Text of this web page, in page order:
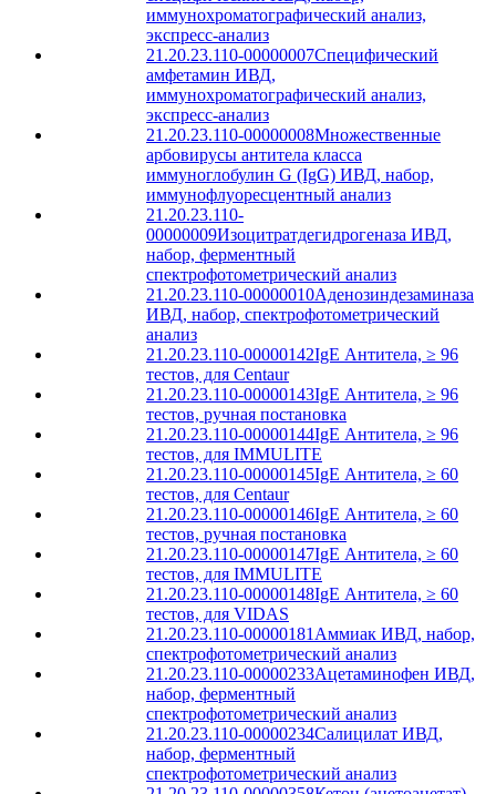
иммунохроматографический анализ,
экспресс-анализ
21.20.23.110-00000007Специфический
амфетамин ИВД,
иммунохроматографический анализ,
экспресс-анализ
21.20.23.110-00000008Множественные
арбовирусы антитела класса
иммуноглобулин G (IgG) ИВД, набор,
иммунофлуоресцентный анализ
21.20.23.110-
00000009Изоцитратдегидрогеназа ИВД,
набор, ферментный
спектрофотометрический анализ
21.20.23.110-00000010Аденозиндезаминаза
ИВД, набор, спектрофотометрический
анализ
21.20.23.110-00000142IgE Антитела, ≥ 96
тестов, для Centaur
21.20.23.110-00000143IgE Антитела, ≥ 96
тестов, ручная постановка
21.20.23.110-00000144IgE Антитела, ≥ 96
тестов, для IMMULITE
21.20.23.110-00000145IgE Антитела, ≥ 60
тестов, для Centaur
21.20.23.110-00000146IgE Антитела, ≥ 60
тестов, ручная постановка
21.20.23.110-00000147IgE Антитела, ≥ 60
тестов, для IMMULITE
21.20.23.110-00000148IgE Антитела, ≥ 60
тестов, для VIDAS
21.20.23.110-00000181 Аммиак ИВД, набор,
спектрофотометрический анализ
21.20.23.110-00000233Ацетаминофен ИВД,
набор, ферментный
спектрофотометрический анализ
21.20.23.110-00000234Салицилат ИВД,
набор, ферментный
спектрофотометрический анализ